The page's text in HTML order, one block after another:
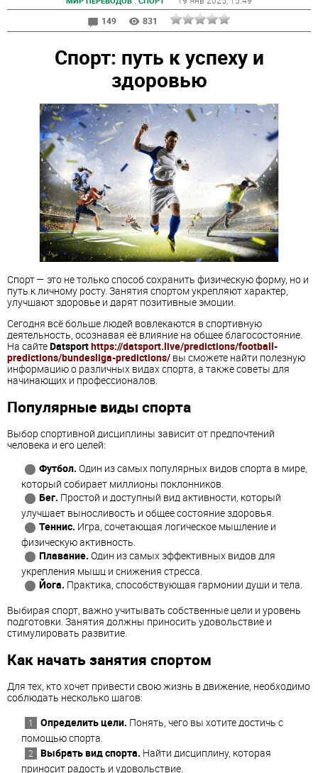
149
831
Спорт: путь к успеху и
здоровью
Спорт — это не только способ сохранить физическую форму, но и
путь к личному росту. Занятия спортом укрепляют характер,
улучшают здоровье и дарят позитивные эмоции.
Сегодня всё больше людей вовлекаются в спортивную
деятельность, осознавая её влияние на общее благосостояние.
На сайтеDatsporthttps://datsport.live/predictions/football-
predictions/bundesliga-predictions/ вы сможете найти полезную
информацию о различных видах спорта, а также советы для
начинающих и профессионалов.
Популярные виды спорта
Выбор спортивной дисциплины зависит от предпочтений
человека и его целей:
Футбол. Один из самых популярных видов спорта в мире,
который собирает миллионы поклонников.
Бег. Простой и доступный вид активности, который
улучшает выносливость и общее состояние здоровья.
Теннис. Игра, сочетающая логическое мышление и
физическую активность.
Плавание. Один из самых эффективных видов для
укрепления мышц и снижения стресса.
Йога. Практика, способствующая гармонии души и тела.
Выбирая спорт, важно учитывать собственные цели и уровень
подготовки. Занятия должны приносить удовольствие и
стимулировать развитие.
Как начать занятия спортом
Для тех, кто хочет привести свою жизнь в движение, необходимо
соблюдать несколько шагов:
Определить цели. Понять, чего вы хотите достичь с
помощью спорта.
Выбрать вид спорта. Найти дисциплину, которая
приносит радость и удовольствие.